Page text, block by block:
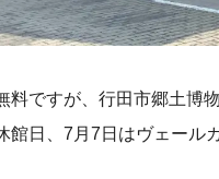
料ですが、行田市郷土博
館日、7月7日はヴェール